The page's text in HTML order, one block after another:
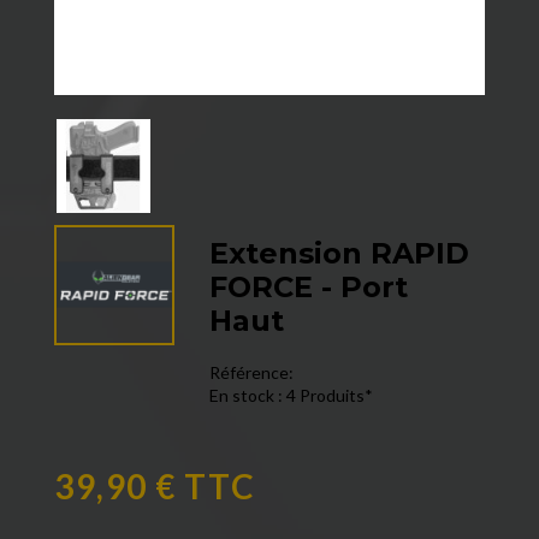
Extension RAPID
FORCE - Port
Haut
Référence:
En stock :4 Produits*
39,90 € TTC